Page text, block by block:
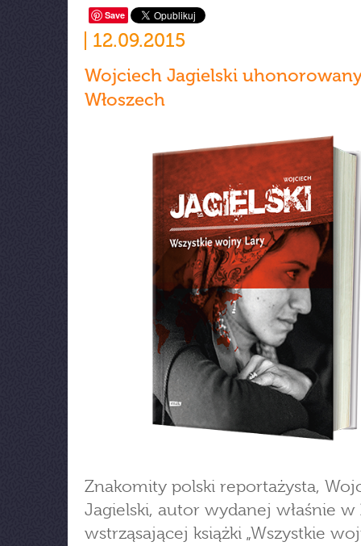
Save
12.09.2015
Wojciech Jagielski
Włoszech
Znakomity polski reportażysta,
Jagielski, autor wydanej właśnie w
wstrząsającej książki „Wszystkie